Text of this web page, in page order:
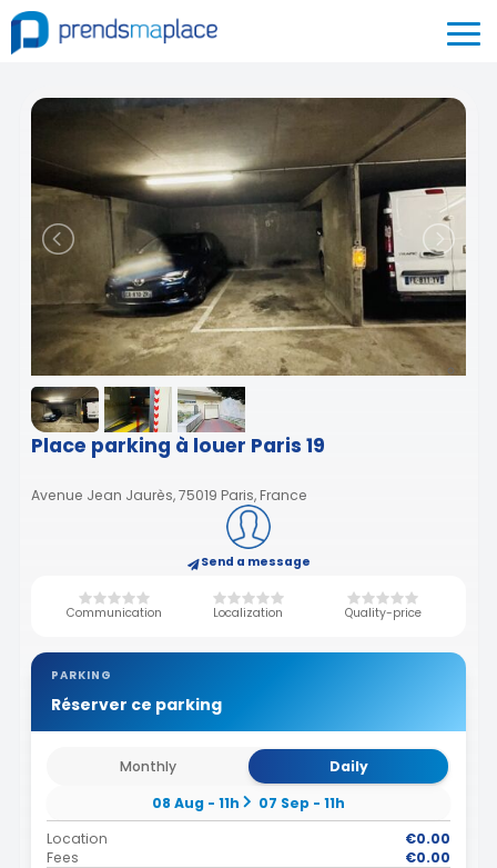
Place parking à louer Paris 19
Avenue Jean Jaurès, 75019 Paris, France
Send a message
Communication Localization Quality-price
PARKING
Réserver ce parking
Monthly
Daily
08 Aug - 11h
07 Sep - 11h
Location
€0.00
Fees
€0.00